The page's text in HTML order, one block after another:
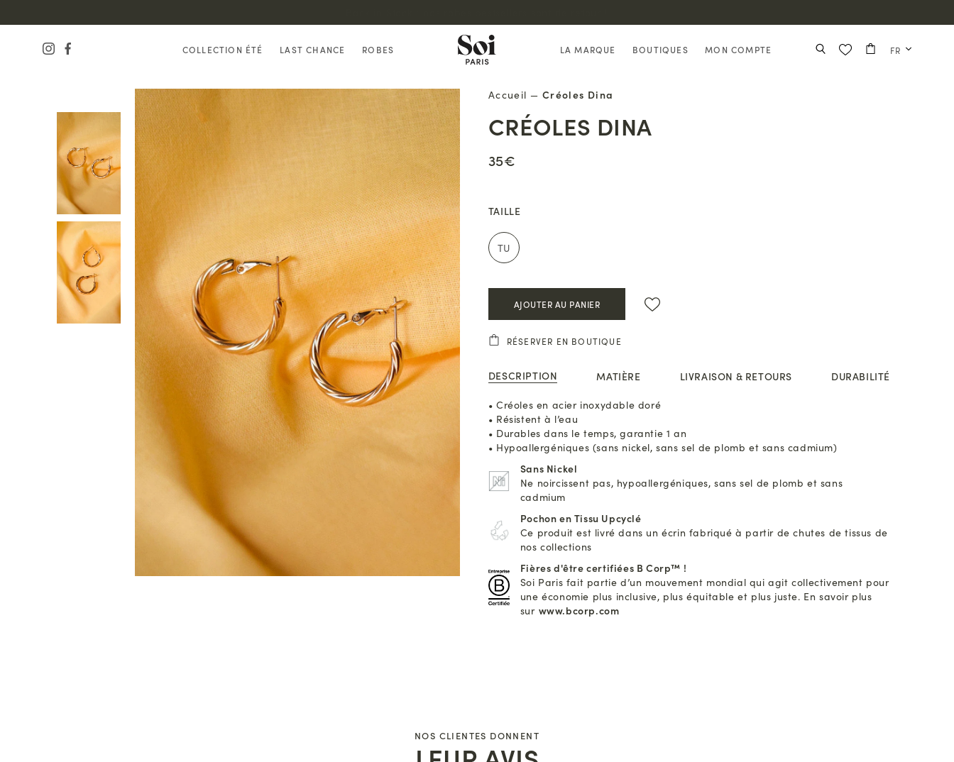
COLLECTION ÉTÉ LAST CHANCE ROBES LA MARQUE BOUTIQUES MON COMPTE FR
Accueil — Créoles Dina
CRÉOLES DINA
35€
TAILLE
TU
AJOUTER AU PANIER
RÉSERVER EN BOUTIQUE
DESCRIPTION MATIÈRE LIVRAISON & RETOURS DURABILITÉ
• Créoles en acier inoxydable doré
• Résistent à l’eau
• Durables dans le temps, garantie 1 an
• Hypoallergéniques (sans nickel, sans sel de plomb et sans cadmium)
Sans Nickel
Ne noircissent pas, hypoallergéniques, sans sel de plomb et sans
cadmium
Pochon en Tissu Upcyclé
Ce produit est livré dans un écrin fabriqué à partir de chutes de tissus de
nos collections
Fières d'être certifiées B Corp™ !
Soi Paris fait partie d’un mouvement mondial qui agit collectivement pour
une économie plus inclusive, plus équitable et plus juste. En savoir plus
sur www.bcorp.com
NOS CLIENTES DONNENT